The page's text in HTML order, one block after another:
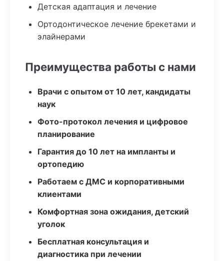
Детская адаптация и лечение
Ортодонтическое лечение брекетами и
элайнерами
Преимущества работы с нами
Врачи с опытом от 10 лет, кандидаты
наук
Фото-протокол лечения и цифровое
планирование
Гарантия до 10 лет на импланты и
ортопедию
Работаем с ДМС и корпоративными
клиентами
Комфортная зона ожидания, детский
уголок
Бесплатная консультация и
диагностика при лечении